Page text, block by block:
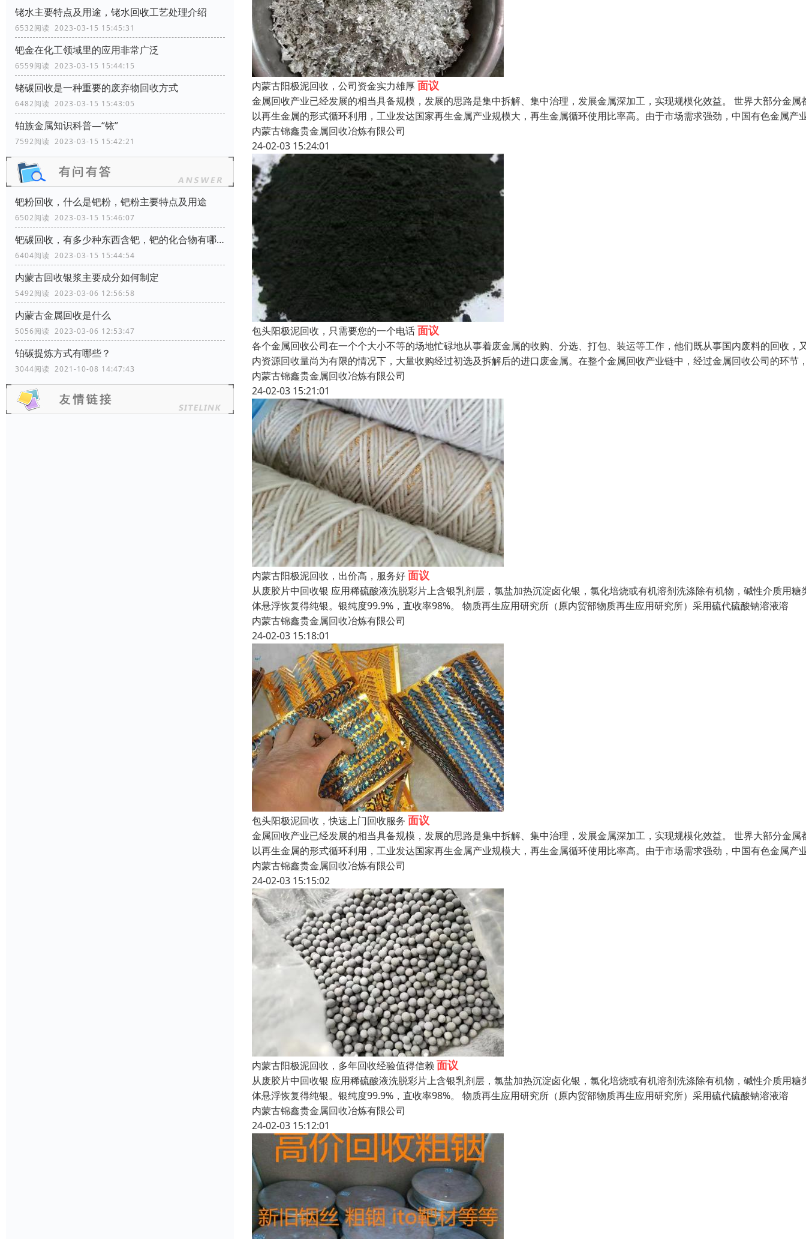
铑水主要特点及用途，铑水回收工艺处理介绍
6532阅读 2023-03-15 15:45:31
钯金在化工领域里的应用非常广泛
6559阅读 2023-03-15 15:44:15
铑碳回收是一种重要的废弃物回收方式
6482阅读 2023-03-15 15:43:05
铂族金属知识科普—“铱”
7592阅读 2023-03-15 15:42:21
钯粉回收，什么是钯粉，钯粉主要特点及用途
6502阅读 2023-03-15 15:46:07
钯碳回收，有多少种东西含钯，钯的化合物有哪些？
6404阅读 2023-03-15 15:44:54
内蒙古回收银浆主要成分如何制定
5492阅读 2023-03-06 12:56:58
内蒙古金属回收是什么
5056阅读 2023-03-06 12:53:47
铂碳提炼方式有哪些？
3044阅读 2021-10-08 14:47:43
内蒙古阳极泥回收，公司资金实力雄厚面议
金属回收产业已经发展的相当具备规模，发展的思路是集中拆解、集中治理，发展金属深加工，实现规模化效益。 世界大部分金属
以再生金属的形式循环利用，工业发达国家再生金属产业规模大，再生金属循环使用比率高。由于市场需求强劲，中国有色金属产
内蒙古锦鑫贵金属回收冶炼有限公司
24-02-03 15:24:01
包头阳极泥回收，只需要您的一个电话面议
各个金属回收公司在一个个大小不等的场地忙碌地从事着废金属的收购、分选、打包、装运等工作，他们既从事国内废料的回收，
内资源回收量尚为有限的情况下，大量收购经过初选及拆解后的进口废金属。在整个金属回收产业链中，经过金属回收公司的环节
内蒙古锦鑫贵金属回收冶炼有限公司
24-02-03 15:21:01
内蒙古阳极泥回收，出价高，服务好面议
从废胶片中回收银 应用稀硫酸液洗脱彩片上含银乳剂层，氯盐加热沉淀卤化银，氯化培烧或有机溶剂洗涤除有机物，碱性介质用糖
体悬浮恢复得纯银。银纯度99.9%，直收率98%。 物质再生应用研究所（原内贸部物质再生应用研究所）采用硫代硫酸钠溶液溶
内蒙古锦鑫贵金属回收冶炼有限公司
24-02-03 15:18:01
包头阳极泥回收，快速上门回收服务 面议
金属回收产业已经发展的相当具备规模，发展的思路是集中拆解、集中治理，发展金属深加工，实现规模化效益。 世界大部分金属
以再生金属的形式循环利用，工业发达国家再生金属产业规模大，再生金属循环使用比率高。由于市场需求强劲，中国有色金属产
内蒙古锦鑫贵金属回收冶炼有限公司
24-02-03 15:15:02
内蒙古阳极泥回收，多年回收经验值得信赖 面议
从废胶片中回收银 应用稀硫酸液洗脱彩片上含银乳剂层，氯盐加热沉淀卤化银，氯化培烧或有机溶剂洗涤除有机物，碱性介质用糖
体悬浮恢复得纯银。银纯度99.9%，直收率98%。 物质再生应用研究所（原内贸部物质再生应用研究所）采用硫代硫酸钠溶液溶
内蒙古锦鑫贵金属回收冶炼有限公司
24-02-03 15:12:01